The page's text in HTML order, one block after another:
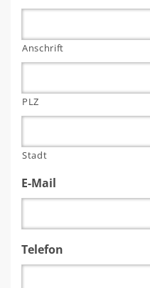
Anschrift
PLZ
Stadt
E-Mail
Telefon